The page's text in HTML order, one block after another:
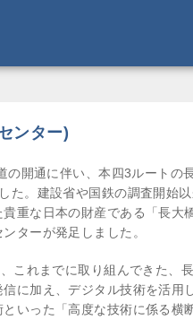
ンター)
の開通に伴い、本四3ルートの
た。建設省や国鉄の調査開始
重な日本の財産である「長大
ターが発足しました。
これまでに取り組んできた、
に加え、デジタル技術を活用
いった「高度な技術に係る横